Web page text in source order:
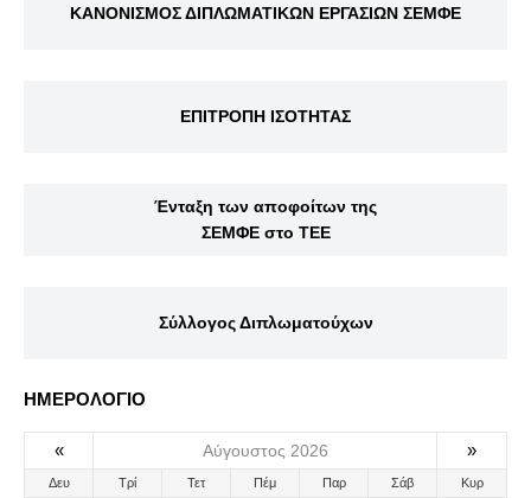
ΚΑΝΟΝΙΣΜΟΣ ΔΙΠΛΩΜΑΤΙΚΩΝ ΕΡΓΑΣΙΩΝ ΣΕΜΦΕ
ΕΠΙΤΡΟΠΗ ΙΣΟΤΗΤΑΣ
Ένταξη των αποφοίτων της
ΣΕΜΦΕ στο ΤΕΕ
Σύλλογος Διπλωματούχων
ΗΜΕΡΟΛΟΓΙΟ
« Αύγουστος 2026 »
Δευ Τρί Τετ Πέμ Παρ Σάβ Κυρ